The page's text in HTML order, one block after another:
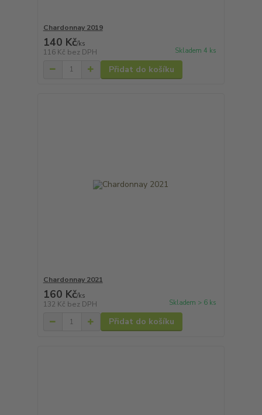
Chardonnay 2019
140 Kč/ks
116 Kč bez DPH Skladem 4 ks
Přidat do košíku
Chardonnay 2021
160 Kč/ks
132 Kč bez DPH Skladem > 6 ks
Přidat do košíku